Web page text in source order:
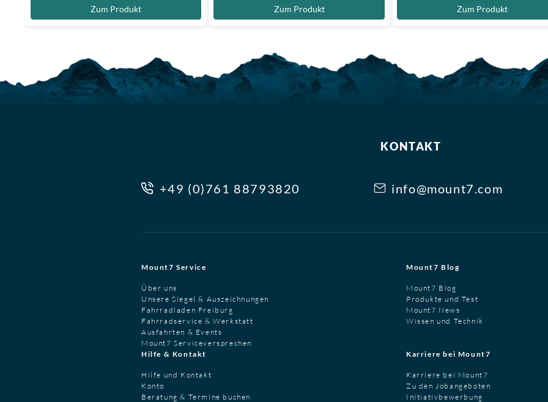
Zum Produkt Zum Produkt Zum Produkt
KONTAKT
+49 (0)761 88793820 info@mount7.com
Mount7 Service
Über uns
Unsere Siegel & Auszeichnungen
Fahrradladen Freiburg
Fahrradservice & Werkstatt
Ausfahrten & Events
Mount7 Serviceversprechen
Mount7 Blog
Mount7 Blog
Produkte und Test
Mount7 News
Wissen und Technik
Hilfe & Kontakt
Hilfe und Kontakt
Konto
Beratung & Termine buchen
Karriere bei Mount7
Karriere bei Mount7
Zu den Jobangeboten
Initiativbewerbung